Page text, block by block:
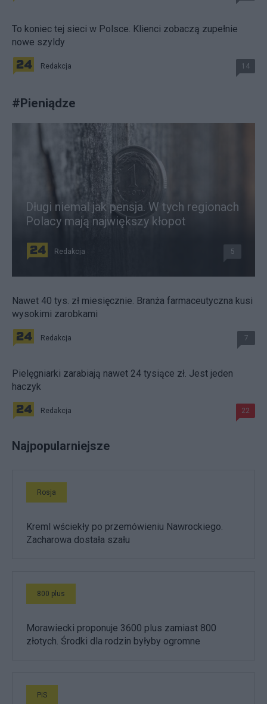
To koniec tej sieci w Polsce. Klienci zobaczą zupełnie
nowe szyldy
Redakcja 14
#Pieniądze
Długi niemal jak pensja. W tych regionach
Polacy mają największy kłopot
Redakcja 5
Nawet 40 tys. zł miesięcznie. Branża farmaceutyczna kusi
wysokimi zarobkami
Redakcja 7
Pielęgniarki zarabiają nawet 24 tysiące zł. Jest jeden
haczyk
Redakcja 22
Najpopularniejsze
Rosja
Kreml wściekły po przemówieniu Nawrockiego.
Zacharowa dostała szału
800 plus
Morawiecki proponuje 3600 plus zamiast 800
złotych. Środki dla rodzin byłyby ogromne
PiS